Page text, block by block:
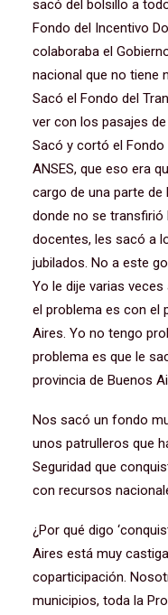
sacó del bolsillo a
Fondo del Incentivo
colaboraba el
nacional que no tiene
Sacó el Fondo del
ver con los pasajes
Sacó y cortó el
ANSES, que eso era
cargo de una parte de
donde no se transfirió
docentes, les sacó a
jubilados. No a este
Yo le dije varias
el problema es con el
Aires. Yo no tengo
problema es que le
provincia de Buenos
Nos sacó un fondo
unos patrulleros que
Seguridad que
con recursos
¿Por qué digo
Aires está muy
coparticipación.
municipios, toda la